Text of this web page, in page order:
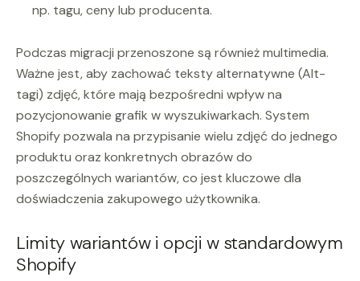
np. tagu, ceny lub producenta.
Podczas migracji przenoszone są również multimedia.
Ważne jest, aby zachować teksty alternatywne (Alt-
tagi) zdjęć, które mają bezpośredni wpływ na
pozycjonowanie grafik w wyszukiwarkach. System
Shopify pozwala na przypisanie wielu zdjęć do jednego
produktu oraz konkretnych obrazów do
poszczególnych wariantów, co jest kluczowe dla
doświadczenia zakupowego użytkownika.
Limity wariantów i opcji w standardowym
Shopify